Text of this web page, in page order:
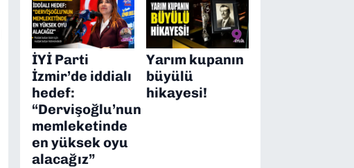
İYİ Parti
İzmir’de iddialı
hedef:
“Dervişoğlu’nun
memleketinde
en yüksek oyu
alacağız”
Yarım kupanın
büyülü
hikayesi!